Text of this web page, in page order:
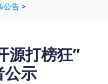
公告>
源打榜狂”
公示